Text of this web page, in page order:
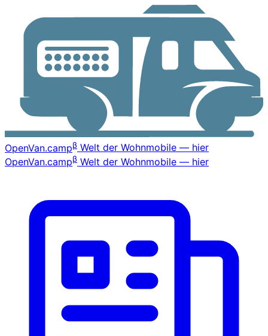
OpenVan.campβ Welt der Wohnmobile — hier
OpenVan.campβ Welt der Wohnmobile — hier